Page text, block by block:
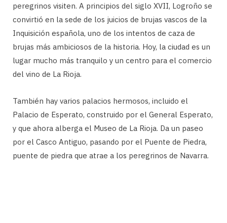
peregrinos visiten. A principios del siglo XVII, Logroño se
convirtió en la sede de los juicios de brujas vascos de la
Inquisición española, uno de los intentos de caza de
brujas más ambiciosos de la historia. Hoy, la ciudad es un
lugar mucho más tranquilo y un centro para el comercio
del vino de La Rioja.
También hay varios palacios hermosos, incluido el
Palacio de Esperato, construido por el General Esperato,
y que ahora alberga el Museo de La Rioja. Da un paseo
por el Casco Antiguo, pasando por el Puente de Piedra,
puente de piedra que atrae a los peregrinos de Navarra.